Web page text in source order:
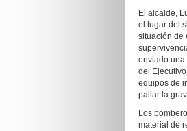
El alcalde,
el lugar del
situación de
enviado una
del
equipos de
paliar la
Los
material de